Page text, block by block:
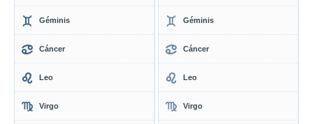
Géminis
Cáncer
Leo
Virgo
Géminis
Cáncer
Leo
Virgo